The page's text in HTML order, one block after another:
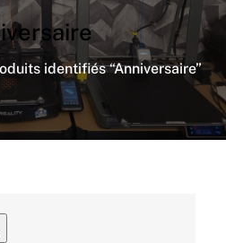
identifiés “Anniversaire”